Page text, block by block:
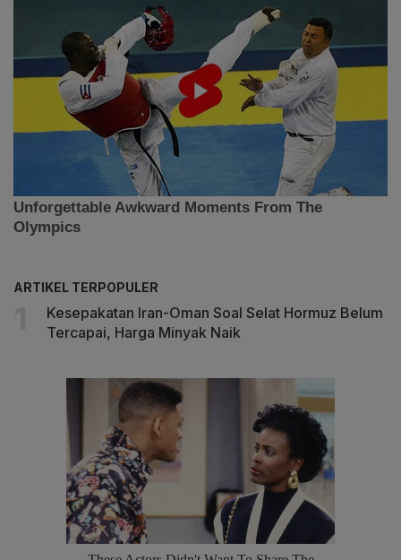
ARTIKEL TERPOPULER
Kesepakatan Iran-Oman Soal Selat Hormuz Belum
Tercapai, Harga Minyak Naik